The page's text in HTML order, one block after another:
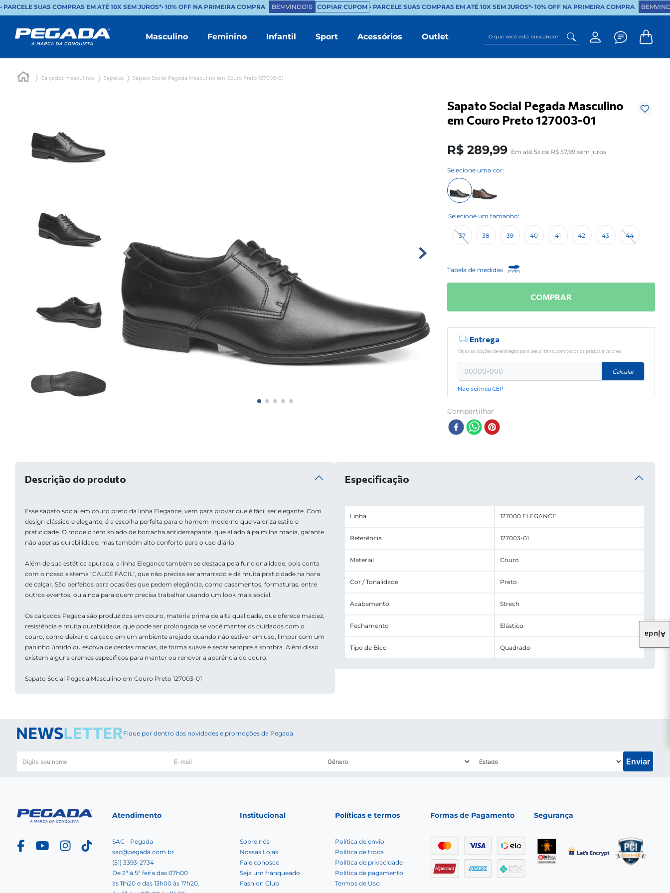
Ajuda
• PARCELE SUAS COMPRAS EM ATÉ 10X SEM JUROS*• 10% OFF NA PRIMEIRA COMPRA BEMVINDO10 COPIAR CUPOM • PARCELE SUAS COMPRAS EM ATÉ 10X SEM JUROS*• 10% OFF NA PRIMEIRA COMPRA
Masculino Feminino Infantil Sport Acessórios Outlet O que você está buscando?
Calçados masculinos Sapatos Sapato Social Pegada Masculino em Couro Preto 127003-01
Sapato Social Pegada Masculino
em Couro Preto 127003-01
R$ 289,99 Em até 5x de R$ 57,99sem juros
Selecione uma cor:
37 38 39 40 41 42 43 44
Tabela de medidas
COMPRAR
Entrega
Vejas as opções de entregas para seus itens, com todos os prazos e valores
Calcular
Não sei meu CEP
Compartilhar
Descrição do produto
Esse sapato social em couro preto da linha Elegance, vem para provar que é fácil ser elegante. Com
design clássico e elegante, é a escolha perfeita para o homem moderno que valoriza estilo e
praticidade. O modelo têm solado de borracha antiderrapante, que aliado à palmilha macia, garante
não apenas durabilidade, mas também alto conforto para o uso diário.
Além de sua estética apurada, a linha Elegance também se destaca pela funcionalidade, pois conta
com o nosso sistema "CALCE FÁCIL", que não precisa ser amarrado e dá muita praticidade na hora
de calçar. São perfeitos para ocasiões que pedem elegância, como casamentos, formaturas, entre
outros eventos, ou ainda para quem precisa trabalhar usando um look mais social.
Os calçados Pegada são produzidos em couro, matéria prima de alta qualidade, que oferece maciez,
resistência e muita durabilidade, que pode ser prolongada se você manter os cuidados com o
couro, como deixar o calçado em um ambiente arejado quando não estiver em uso, limpar com um
paninho úmido ou escova de cerdas macias, de forma suave e secar sempre a sombra. Além disso
existem alguns cremes específicos para manter ou renovar a aparência do couro.
Sapato Social Pegada Masculino em Couro Preto 127003-01
Especificação
Linha 127000 ELEGANCE
Referência 127003-01
Material Couro
Cor / Tonalidade Preto
Acabamento Strech
Fechamento Elástico
Tipo de Bico Quadrado
Fique por dentro das novidades e promoções da Pegada
Enviar
Atendimento
SAC - Pegada
sac@pegada.com.br
(51) 3393-2734
De 2ª à 5ª feira das 07h00
às 11h20 e das 13h00 às 17h20.
Institucional
Sobre nós
Nossas Lojas
Fale conosco
Seja um franqueado
Fashion Club
Políticas e termos
Política de envio
Política de troca
Política de privacidade
Política de pagamento
Termos de Uso
Formas de Pagamento Segurança